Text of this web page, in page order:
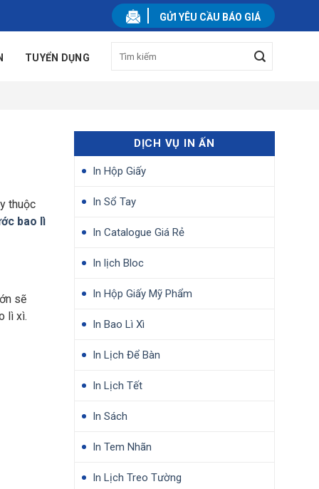
GỬI YÊU CẦU BÁO GIÁ
TUYỂN DỤNG
thuộc
bao lì
sẽ
lì xì.
DỊCH VỤ IN ẤN
In Hộp Giấy
In Sổ Tay
In Catalogue Giá Rẻ
In lịch Bloc
In Hộp Giấy Mỹ Phẩm
In Bao Lì Xì
In Lịch Để Bàn
In Lịch Tết
In Sách
In Tem Nhãn
In Lịch Treo Tường